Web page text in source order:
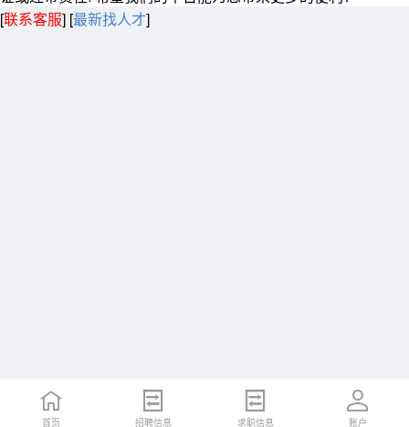
[联系客服] [最新找人才]
首页 招聘信息 求职信息 账户